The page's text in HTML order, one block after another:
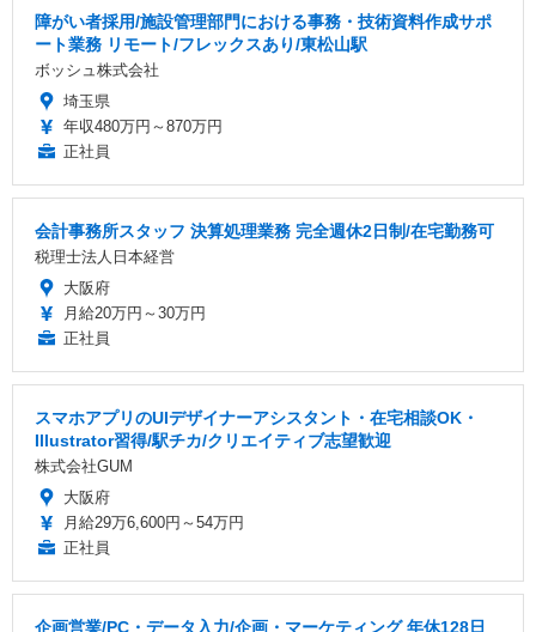
障がい者採用/施設管理部門における事務・技術資料作成サポ
ート業務 リモート/フレックスあり/東松山駅
ボッシュ株式会社
埼玉県
年収480万円～870万円
正社員
会計事務所スタッフ 決算処理業務 完全週休2日制/在宅勤務可
税理士法人日本経営
大阪府
月給20万円～30万円
正社員
スマホアプリのUIデザイナーアシスタント・在宅相談OK・
Illustrator習得/駅チカ/クリエイティブ志望歓迎
株式会社GUM
大阪府
月給29万6,600円～54万円
正社員
企画営業/PC・データ入力/企画・マーケティング 年休128日